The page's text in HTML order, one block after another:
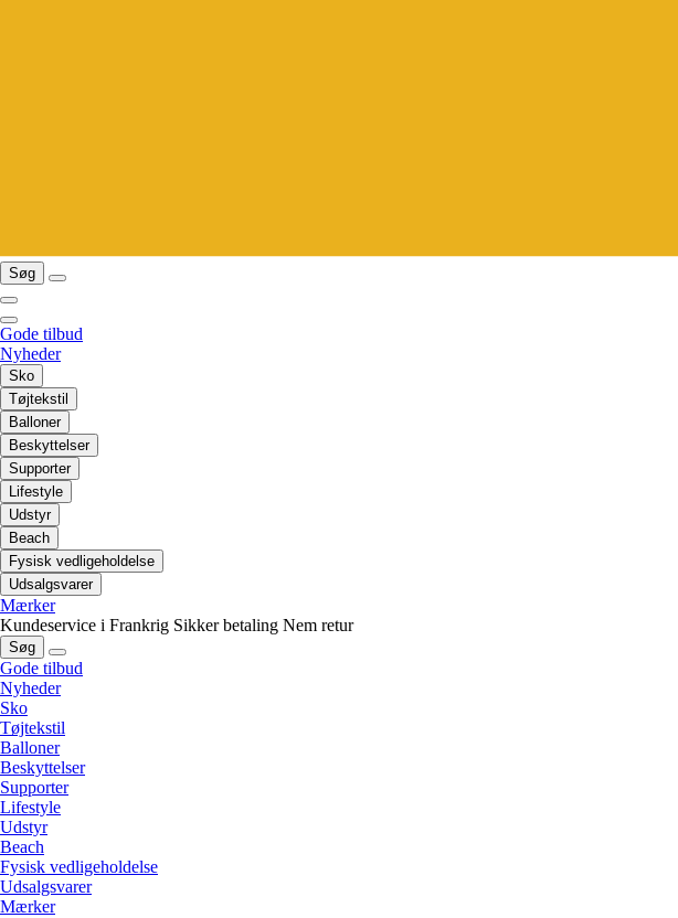
Søg
Gode tilbud
Nyheder
Sko
Tøjtekstil
Balloner
Beskyttelser
Supporter
Lifestyle
Udstyr
Beach
Fysisk vedligeholdelse
Udsalgsvarer
Mærker
Kundeservice i Frankrig Sikker betaling Nem retur
Søg
Gode tilbud
Nyheder
Sko
Tøjtekstil
Balloner
Beskyttelser
Supporter
Lifestyle
Udstyr
Beach
Fysisk vedligeholdelse
Udsalgsvarer
Mærker